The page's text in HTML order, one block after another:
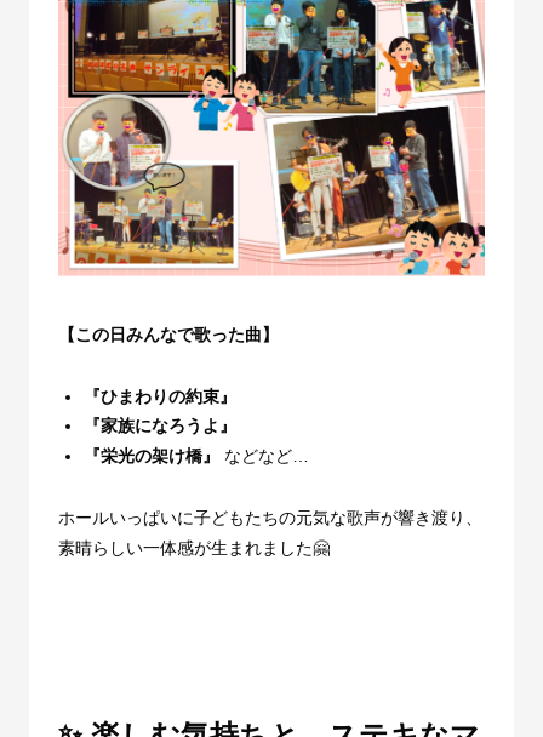
【この日みんなで歌った曲】
『ひまわりの約束』
『家族になろうよ』
『栄光の架け橋』
などなど
ホールいっぱいに子どもたちの元気な歌声が響き渡り、
素晴らしい一体感が生まれました🤗